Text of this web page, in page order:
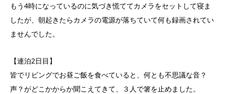
もう4時になっているのに気づき慌ててカメラをセットして寝ま
したが、朝起きたらカメラの電源が落ちていて何も録画されてい
ませんでした。
【連泊2日目】
皆でリビングでお昼ご飯を食べていると、何とも不思議な音？
声？がどこかからか聞こえてきて、３人で箸を止めました。